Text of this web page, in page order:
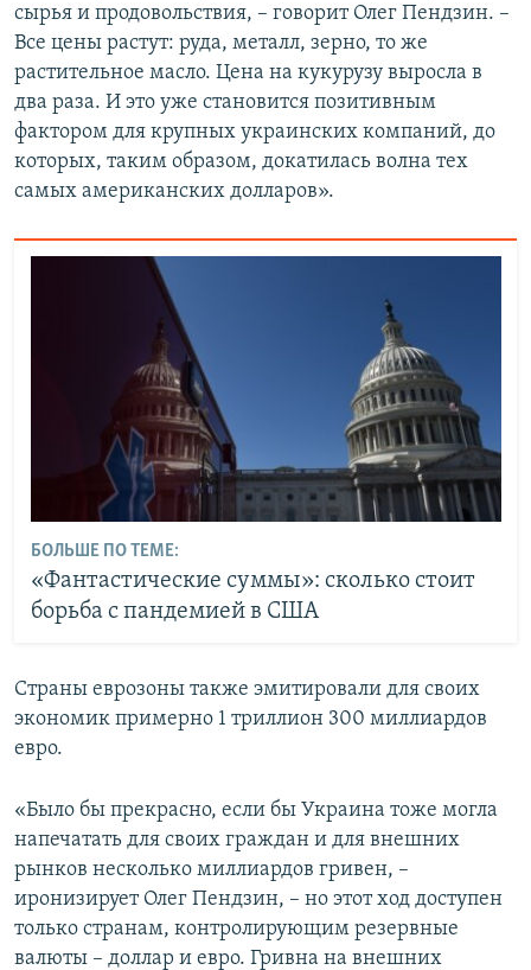
сырья и продовольствия, – говорит Олег Пендзин. –
Все цены растут: руда, металл, зерно, то же
растительное масло. Цена на кукурузу выросла в
два раза. И это уже становится позитивным
фактором для крупных украинских компаний, до
которых, таким образом, докатилась волна тех
самых американских долларов».
БОЛЬШЕ ПО ТЕМЕ:
«Фантастические суммы»: сколько стоит
борьба с пандемией в США
Страны еврозоны также эмитировали для своих
экономик примерно 1 триллион 300 миллиардов
евро.
«Было бы прекрасно, если бы Украина тоже могла
напечатать для своих граждан и для внешних
рынков несколько миллиардов гривен, –
иронизирует Олег Пендзин, – но этот ход доступен
только странам, контролирующим резервные
валюты – доллар и евро. Гривна на внешних